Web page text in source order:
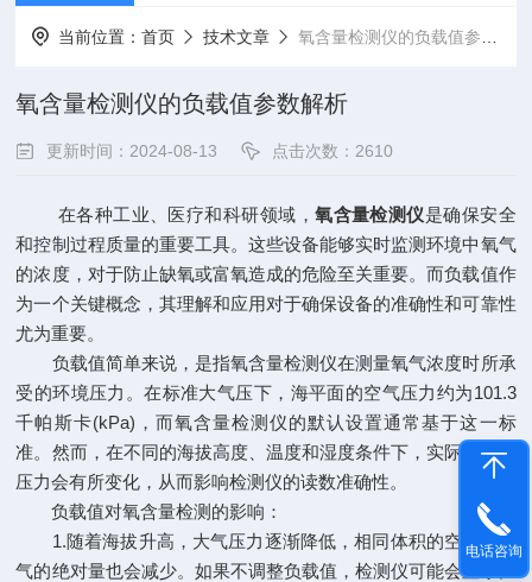
当前位置：首页 技术文章 氧含量检测仪的负载值参数解析
氧含量检测仪的负载值参数解析
更新时间：2024-08-13 点击次数：2610
在各种工业、医疗和科研领域，氧含量检测仪是确保安全
和控制过程质量的重要工具。这些设备能够实时监测环境中氧气
的浓度，对于防止缺氧或富氧造成的危险至关重要。而负载值作
为一个关键概念，其理解和应用对于确保设备的准确性和可靠性
尤为重要。
负载值简单来说，是指氧含量检测仪在测量氧气浓度时所承
受的环境压力。在标准大气压下，海平面的空气压力约为101.3
千帕斯卡(kPa)，而氧含量检测仪的默认设置通常基于这一标
准。然而，在不同的海拔高度、温度和湿度条件下，实际的大气
压力会有所变化，从而影响检测仪的读数准确性。
负载值对氧含量检测的影响：
1.随着海拔升高，大气压力逐渐降低，相同体积的空气中氧
气的绝对量也会减少。如果不调整负载值，检测仪可能会显示比
电话咨询